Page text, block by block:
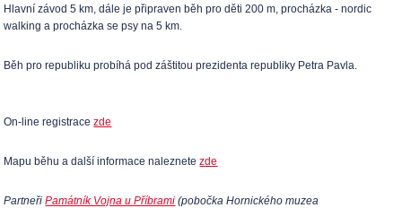
Hlavní závod 5 km, dále je připraven běh pro děti 200 m, procházka - nordic
walking a procházka se psy na 5 km.
Běh pro republiku probíhá pod záštitou prezidenta republiky Petra Pavla.
On-line registrace zde
Mapu běhu a další informace naleznete zde
PartneřiPamátník Vojna u Příbrami (pobočka Hornického muzea